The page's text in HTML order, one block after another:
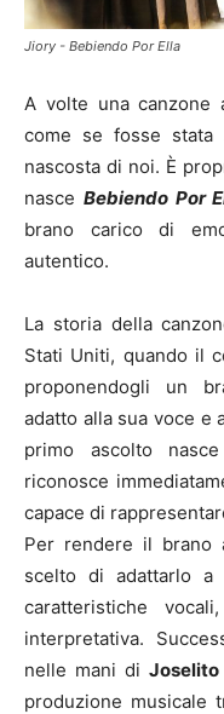
Jiory - Bebiendo Por Ella
A volte una canzone
come se fosse stata
nascosta di noi. È
nasce Bebiendo Por
brano carico di
autentico.
La storia della
Stati Uniti, quando il
proponendogli un
adatto alla sua voce e
primo ascolto
riconosce
capace di
Per rendere il brano
scelto di adattarlo
caratteristiche
interpretativa.
nelle mani di
produzione musicale